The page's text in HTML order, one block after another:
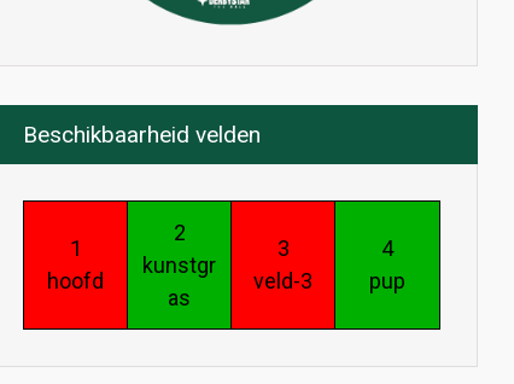
Beschikbaarheid velden
1
hoofd
2
kunstgr
as
3
veld-3
4
pup